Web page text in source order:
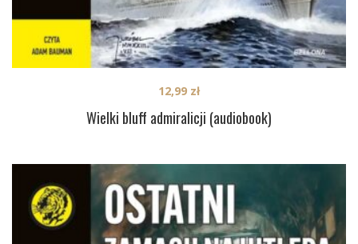
Wielki bluff admiralicji (audiobook)
12,99 zł